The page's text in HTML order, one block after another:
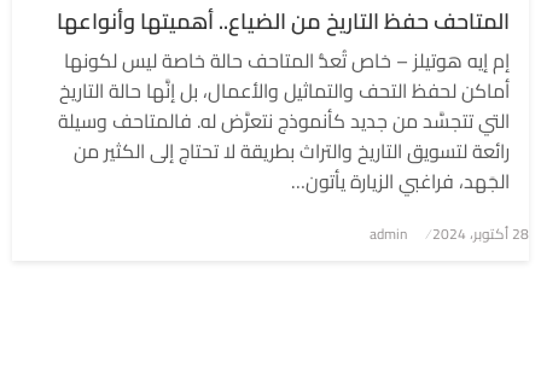
المتاحف حفظ التاريخ من الضياع.. أهميتها وأنواعها
إم إيه هوتيلز – خاص تُعدُّ المتاحف حالة خاصة ليس لكونها
أماكن لحفظ التحف والتماثيل والأعمال، بل إنَّها حالة التاريخ
التي تتجسَّد من جديد كأنموذج نتعرَّض له. فالمتاحف وسيلة
رائعة لتسويق التاريخ والتراث بطريقة لا تحتاج إلى الكثير من
الجَهد، فراغبي الزيارة يأتون…
نُشر
28 أكتوبر، 2024 admin